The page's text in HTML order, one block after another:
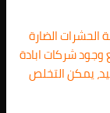
الحشرات الضارة
وجود شركات ابادة
يمكن التخلص